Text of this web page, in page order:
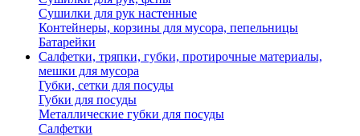
Сушилки для рук настенные
Контейнеры, корзины для мусора, пепельницы
Батарейки
Салфетки, тряпки, губки, протирочные материалы,
мешки для мусора
Губки, сетки для посуды
Губки для посуды
Металлические губки для посуды
Салфетки